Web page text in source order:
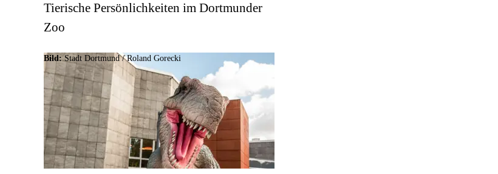
Tierische Persönlichkeiten im Dortmunder
Zoo
Bild:Stadt Dortmund / Roland Gorecki